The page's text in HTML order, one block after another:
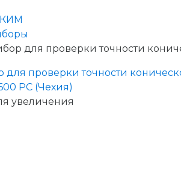
КИМ
для проверки точности
увеличения